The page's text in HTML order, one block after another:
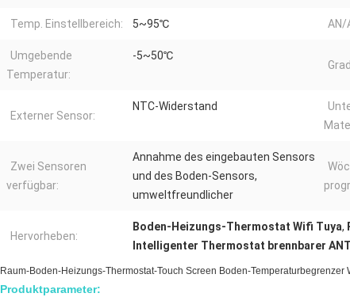
Temp. Einstellbereich: 5~95℃ AN/
Umgebende
Temperatur:
-5~50℃
Externer Sensor:
NTC-Widerstand
Zwei Sensoren
verfügbar:
Annahme des eingebauten Sensors
und des Boden-Sensors,
umweltfreundlicher
Hervorheben:
Boden-Heizungs-Thermostat Wifi Tuya,
Intelligenter Thermostat brennbarer
Raum-Boden-Heizungs-Thermostat-Touch Screen Boden-Temperaturbegrenzer
Produktparameter: